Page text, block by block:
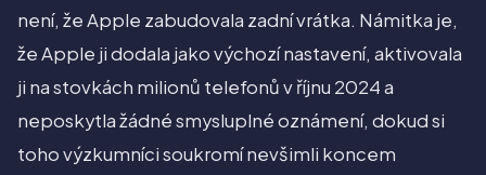
není, že Apple zabudovala zadní vrátka. Námitka je,
že Apple ji dodala jako výchozí nastavení, aktivovala
ji na stovkách milionů telefonů v říjnu 2024 a
neposkytla žádné smysluplné oznámení, dokud si
toho výzkumníci soukromí nevšimli koncem